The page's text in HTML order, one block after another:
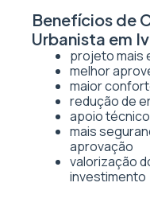
Benefícios de
Urbanista em
projeto mais
melhor
maior
redução de
apoio
mais
aprovação
valorização
investimento